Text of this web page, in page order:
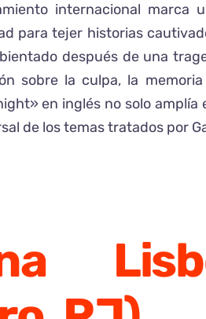
internacional
para tejer historias
después de una
sobre la culpa, la
en inglés no solo
de los temas tratados por